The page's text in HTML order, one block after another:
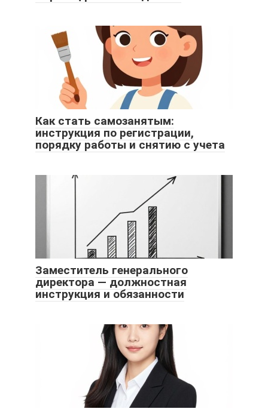
Как стать самозанятым:
инструкция по регистрации,
порядку работы и снятию с учета
Заместитель генерального
директора — должностная
инструкция и обязанности